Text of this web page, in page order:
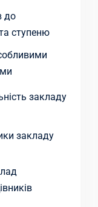
до
ступеню
закладу
закладу